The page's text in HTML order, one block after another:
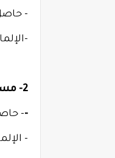
-
-
2-
-
-
-